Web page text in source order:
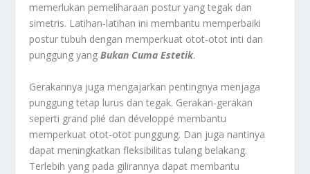
memerlukan pemeliharaan postur yang tegak dan
simetris. Latihan-latihan ini membantu memperbaiki
postur tubuh dengan memperkuat otot-otot inti dan
punggung yangBukan Cuma Estetik.
Gerakannya juga mengajarkan pentingnya menjaga
punggung tetap lurus dan tegak. Gerakan-gerakan
seperti grand plié dan développé membantu
memperkuat otot-otot punggung. Dan juga nantinya
dapat meningkatkan fleksibilitas tulang belakang.
Terlebih yang pada gilirannya dapat membantu